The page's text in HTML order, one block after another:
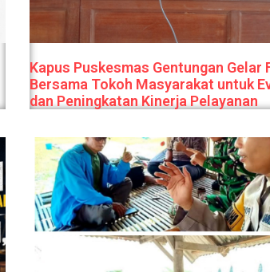
Kapus Puskesmas Gentungan Gelar
Bersama Tokoh Masyarakat untuk
dan Peningkatan Kinerja Pelayanan